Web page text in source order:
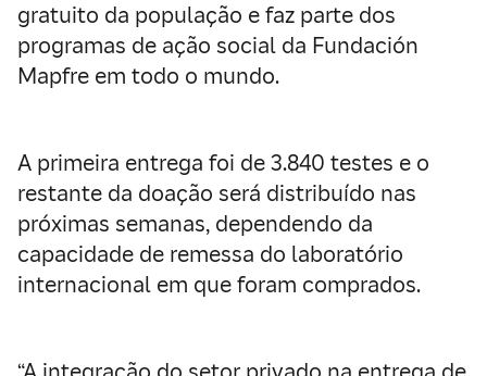
gratuito da população e faz parte dos
programas de ação social da Fundación
Mapfre em todo o mundo.
A primeira entrega foi de 3.840 testes e o
restante da doação será distribuído nas
próximas semanas, dependendo da
capacidade de remessa do laboratório
internacional em que foram comprados.